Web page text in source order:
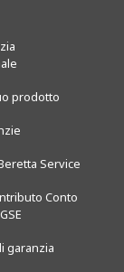
prodotto
Service
Conto
garanzia